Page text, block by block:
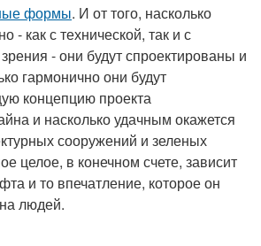
формы. И от того, насколько
- как с технической, так и с
зрения - они будут спроектированы и
гармонично они будут
концепцию проекта
и насколько удачным окажется
сооружений и зеленых
целое, в конечном счете, зависит
и то впечатление, которое он
людей.